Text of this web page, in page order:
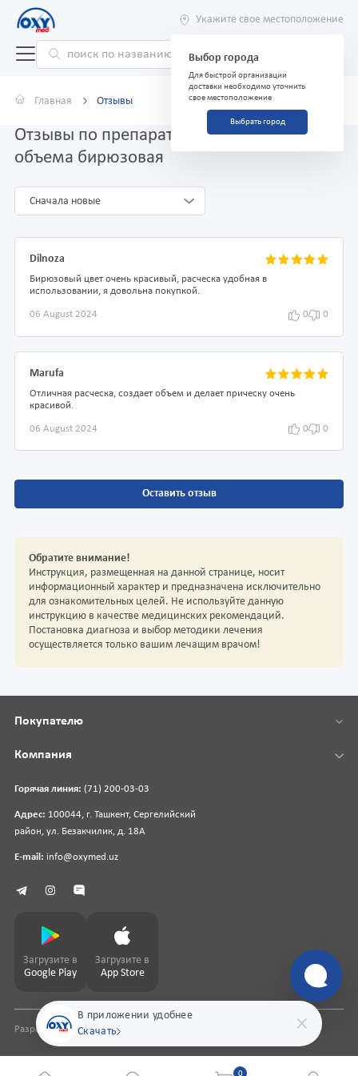
Укажите свое местоположение
Выбор города
Для быстрой организации
доставки необходимо уточнить
свое местоположение
Выбрать город
Главная Отзывы
Отзывы по препарату Расческа "Tulip" для
объема бирюзовая
Сначала новые
Dilnoza
Бирюзовый цвет очень красивый, расческа удобная в
использовании, я довольна покупкой.
06 August 2024 0 0
Marufa
Отличная расческа, создает объем и делает прическу очень
красивой.
06 August 2024 0 0
Оставить отзыв
Обратите внимание!
Инструкция, размещенная на данной странице, носит
информационный характер и предназначена исключительно
для ознакомительных целей. Не используйте данную
инструкцию в качестве медицинских рекомендаций.
Постановка диагноза и выбор методики лечения
осуществляется только вашим лечащим врачом!
В приложении удобнее
Скачать
Горячая линия: (71) 200-03-03
Адрес: 100044, г. Ташкент, Сергелийский
район, ул. Безакчилик, д. 18А
E-mail: info@oxymed.uz
Покупателю
Компания
Загрузите в
Google Play
Загрузите в
App Store
Разработка сайтаpharmit.uz
0